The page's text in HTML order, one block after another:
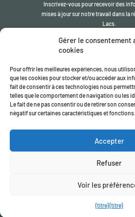
Gérer le consentement
cookies
Pour offrir les meilleures expériences, nous
que les cookies pour stocker et/ou accéder aux
fait de consentir à ces technologies nous
telles que le comportement de navigation ou les
Le fait de ne pas consentir ou de retirer son
négatif sur certaines caractéristiques et fonctions.
Accepter
Refuser
Voir les
{titre}{titre}
Inscrivez-vous pour recevoir des
mises à jour sur notre travail dans la
Lacs.
© L' ITSCI Organisation2026- le secrétariat
Enregistrée en Angleterre et au Pays de Galles
Conditions